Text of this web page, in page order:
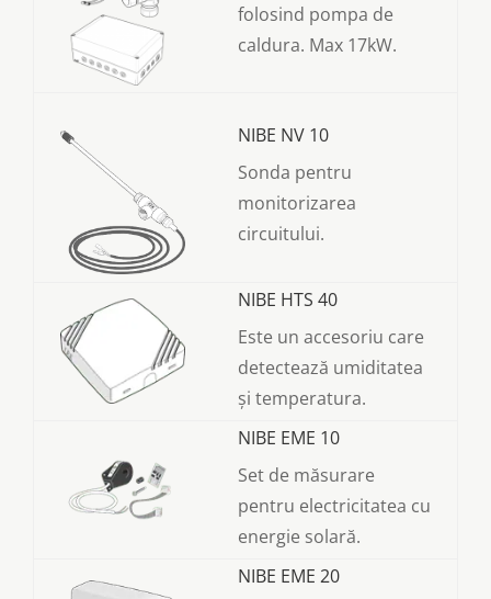
folosind pompa de
caldura. Max 17kW.
NIBE NV 10
Sonda pentru
monitorizarea
circuitului.
NIBE HTS 40
Este un accesoriu care
detectează umiditatea
și temperatura.
NIBE EME 10
Set de măsurare
pentru electricitatea cu
energie solară.
NIBE EME 20